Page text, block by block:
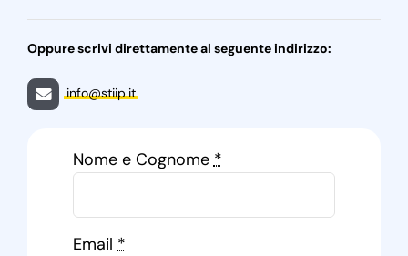
Oppure scrivi direttamente al seguente indirizzo:
info@stiip.it
Nome e Cognome*
Email*